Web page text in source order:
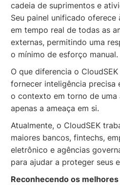
cadeia de suprimentos e
Seu painel unificado oferece
em tempo real de todas as
externas, permitindo uma
o mínimo de esforço manual.
O que diferencia o
fornecer inteligência precisa
o contexto em torno de uma
apenas a ameaça em si.
Atualmente, o CloudSEK
maiores bancos, fintechs,
eletrônico e agências
para ajudar a proteger seus
Reconhecendo os